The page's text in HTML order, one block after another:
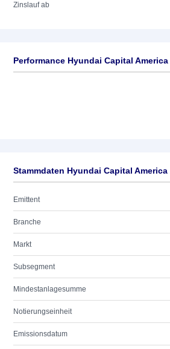
Zinslauf ab
Performance Hyundai Capital America
Stammdaten Hyundai Capital America
Emittent
Branche
Markt
Subsegment
Mindestanlagesumme
Notierungseinheit
Emissionsdatum